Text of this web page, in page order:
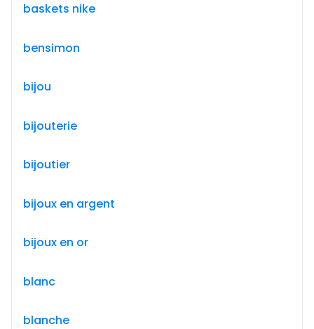
baskets nike
bensimon
bijou
bijouterie
bijoutier
bijoux en argent
bijoux en or
blanc
blanche